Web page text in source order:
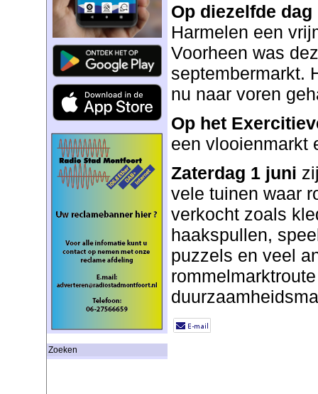
Zoeken
Op diezelfde dag
Harmelen een
Voorheen was
septembermarkt.
nu naar voren
Op het
een vlooienmarkt
Zaterdag 1 juni
vele tuinen waar
verkocht zoals
haakspullen,
puzzels en veel